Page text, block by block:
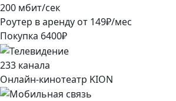
200 мбит/сек
Роутер в аренду от 149₽/мес
Покупка 6400₽
233 канала
Онлайн-кинотеатр KION